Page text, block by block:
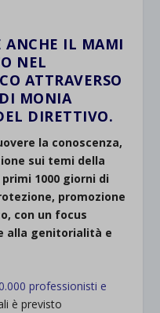
ANCHE IL MAMI
NEL
ATTRAVERSO
MONIA
DIRETTIVO.
la conoscenza,
sui temi della
1000 giorni di
promozione
con un focus
alla genitorialità e
professionisti e
è previsto